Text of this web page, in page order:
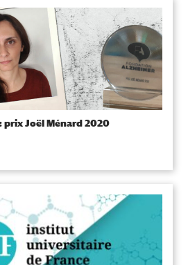
prix Joël Ménard 2020